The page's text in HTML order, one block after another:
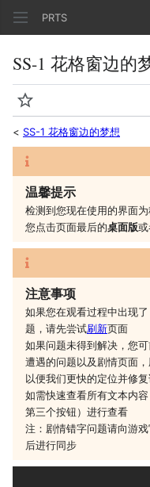
PRTS
SS-1 花格窗边的
监视
< SS-1 花格窗边的梦想
温馨提示
检测到您现在使用的界面
您点击页面最后的桌面版
注意事项
如果您在观看过程中出现
题，请先尝试刷新页面
如果问题未得到解决，您可
遭遇的问题以及剧情页面
以便我们更快的定位并修
如需快速查看所有文本内
第三个按钮）进行查看
注：剧情错字问题请向游
后进行同步